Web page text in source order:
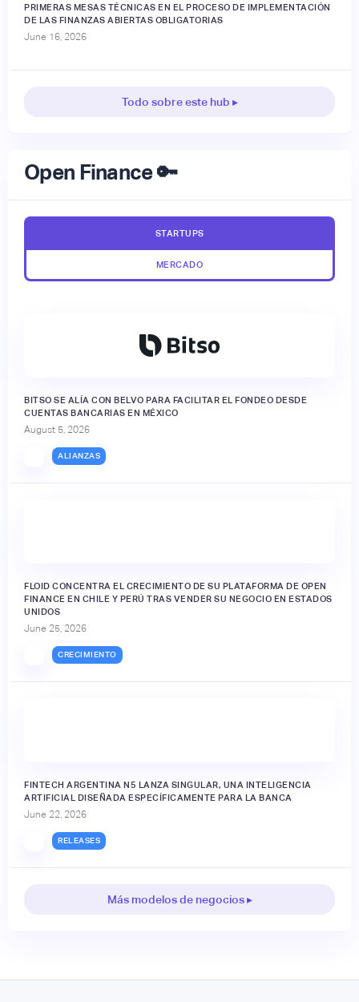
PRIMERAS MESAS TÉCNICAS EN EL PROCESO DE IMPLEMENTACIÓN
DE LAS FINANZAS ABIERTAS OBLIGATORIAS
June 16, 2026
Todo sobre este hub ▸
Open Finance 🔑
STARTUPS
MERCADO
BITSO SE ALÍA CON BELVO PARA FACILITAR EL FONDEO DESDE
CUENTAS BANCARIAS EN MÉXICO
August 5, 2026
ALIANZAS
FLOID CONCENTRA EL CRECIMIENTO DE SU PLATAFORMA DE OPEN
FINANCE EN CHILE Y PERÚ TRAS VENDER SU NEGOCIO EN ESTADOS
UNIDOS
June 25, 2026
CRECIMIENTO
FINTECH ARGENTINA N5 LANZA SINGULAR, UNA INTELIGENCIA
ARTIFICIAL DISEÑADA ESPECÍFICAMENTE PARA LA BANCA
June 22, 2026
RELEASES
Más modelos de negocios ▸